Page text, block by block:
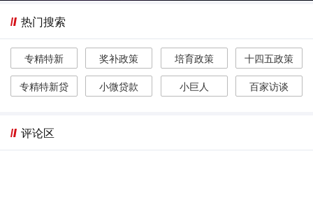
热门搜索
专精特新 奖补政策 培育政策
十四五政策
专精特新贷
小微贷款 小巨人 百家访谈
评论区